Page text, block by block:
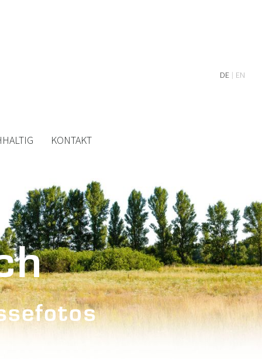
KONTAKT
DE EN